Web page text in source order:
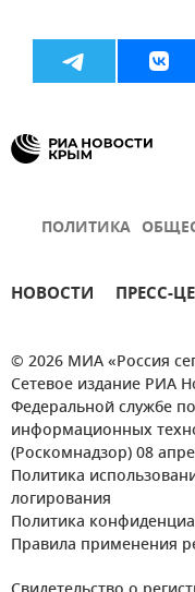
ПОЛИТИКА
НОВОСТИ ПРЕСС-
© 2026 МИА «Россия
Сетевое издание РИА
Федеральной службе
информационных
(Роскомнадзор) 08
Политика
логирования
Политика
Правила применения